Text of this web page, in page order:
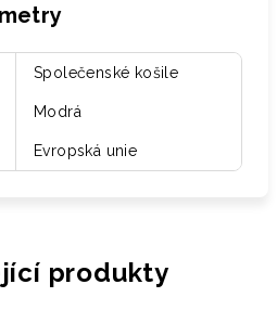
Společenské košile
Modrá
Evropská unie
produkty